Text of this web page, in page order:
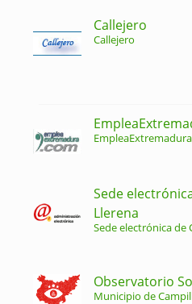
Callejero
Callejero
Sede
Llerena
Sede electrónica de
Observatorio
Municipio de